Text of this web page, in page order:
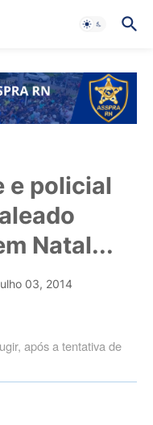
e policial
Natal...
03, 2014
após a tentativa de